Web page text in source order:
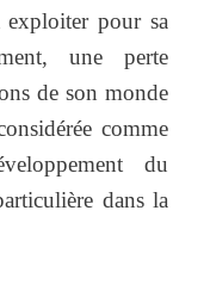
exploiter pour sa
une perte
de son monde
comme
du
dans la